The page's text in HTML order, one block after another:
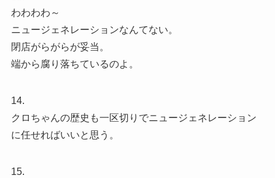
わわわわ～
ニュージェネレーションなんてない。
閉店がらがらが妥当。
端から腐り落ちているのよ。
14.
クロちゃんの歴史も一区切りでニュージェネレーション
に任せればいいと思う。
15.